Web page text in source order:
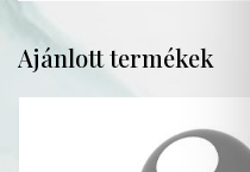
Ajánlott termékek